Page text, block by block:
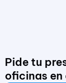
Pide tu
oficinas en